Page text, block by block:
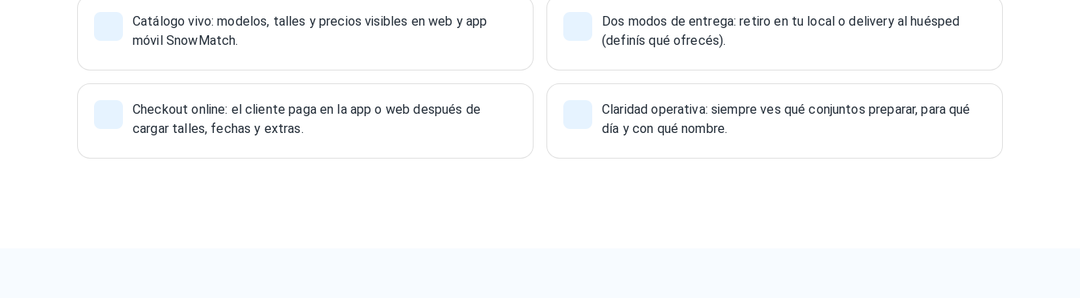
Catálogo vivo: modelos, talles y precios visibles en web y app
móvil SnowMatch.
Dos modos de entrega: retiro en tu local o delivery al huésped
(definís qué ofrecés).
Checkout online: el cliente paga en la app o web después de
cargar talles, fechas y extras.
Claridad operativa: siempre ves qué conjuntos preparar, para qué
día y con qué nombre.